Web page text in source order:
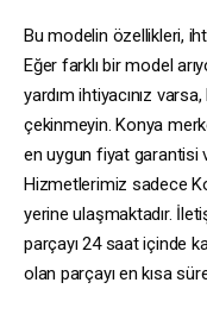
Bu modelin özellikleri,
Eğer farklı bir model
yardım ihtiyacınız
çekinmeyin. Konya
en uygun fiyat garantisi
Hizmetlerimiz sadece
yerine ulaşmaktadır.
parçayı 24 saat içinde
olan parçayı en kısa